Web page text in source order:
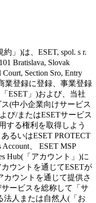
約 」)は、ESET, spol. s r.
Bratislava, Slovak
Section Sro, Entry
業登録に登録、事業登録
「ESET 」)および、当社
(中小企業向けサービス
び/またはESETサービス
する権利を取得しよう
るいはESET PROTECT
、 ESET MSP
Hub(「 アカウント 」)に
ウントを通じてESETが
ウントを通じて提供さ
ービスを総称して「 サ
法人または自然人(「 お